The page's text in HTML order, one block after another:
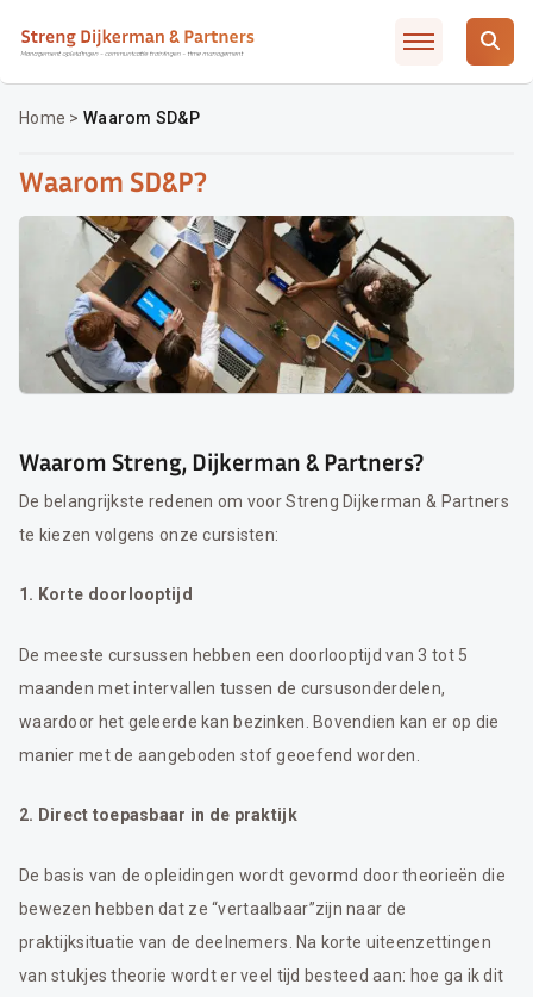
Over SD&P
Veelgestelde vragen
Incompany / MD traject
Opleidingsadvies
Contact
Inschrijven
Home > Waarom SD&P
Waarom SD&P?
Waarom Streng, Dijkerman & Partners?
De belangrijkste redenen om voor Streng Dijkerman & Partners
te kiezen volgens onze cursisten:
1. Korte doorlooptijd
De meeste cursussen hebben een doorlooptijd van 3 tot 5
maanden met intervallen tussen de cursusonderdelen,
waardoor het geleerde kan bezinken. Bovendien kan er op die
manier met de aangeboden stof geoefend worden.
2. Direct toepasbaar in de praktijk
De basis van de opleidingen wordt gevormd door theorieën die
bewezen hebben dat ze “vertaalbaar”zijn naar de
praktijksituatie van de deelnemers. Na korte uiteenzettingen
van stukjes theorie wordt er veel tijd besteed aan: hoe ga ik dit